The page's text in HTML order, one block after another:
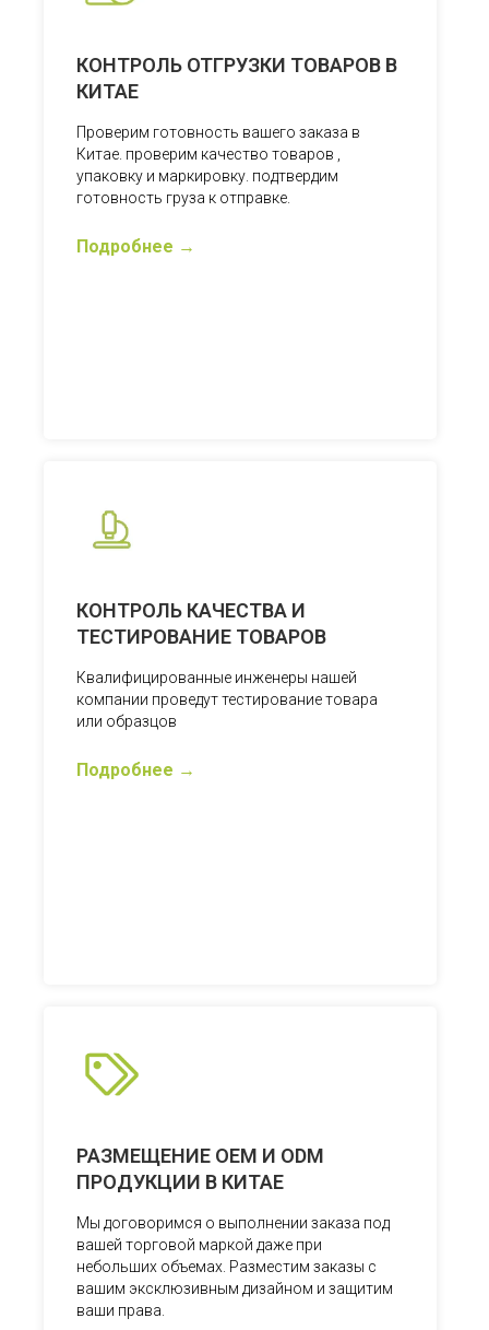
КОНТРОЛЬ ОТГРУЗКИ ТОВАРОВ В
КИТАЕ
Проверим готовность вашего заказа в
Китае. проверим качество товаров ,
упаковку и маркировку. подтвердим
готовность груза к отправке.
Подробнее
КОНТРОЛЬ КАЧЕСТВА И
ТЕСТИРОВАНИЕ ТОВАРОВ
Квалифицированные инженеры нашей
компании проведут тестирование товара
или образцов
Подробнее
РАЗМЕЩЕНИЕ OEM И ODM
ПРОДУКЦИИ В КИТАЕ
Мы договоримся о выполнении заказа под
вашей торговой маркой даже при
небольших объемах. Разместим заказы с
вашим эксклюзивным дизайном и защитим
ваши права.